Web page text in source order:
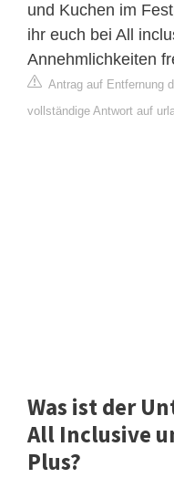
und Kuchen im
ihr euch bei All
Annehmlichkeiten
Antrag auf Entfernung
vollständige Antwort auf
Was ist der
All Inclusive
Plus?